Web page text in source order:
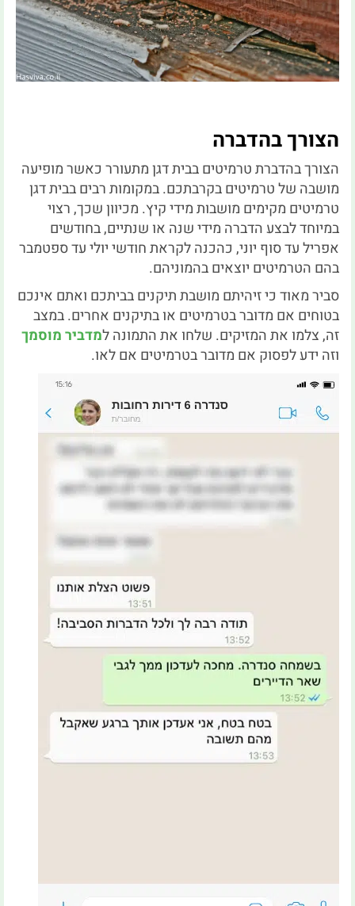
הצורך בהדברה
הצורך בהדברת טרמיטים בבית דגן מתעורר כאשר מופיעה
מושבה של טרמיטים בקרבתכם. במקומות רבים בבית דגן
טרמיטים מקימים מושבות מידי קיץ. מכיוון שכך, רצוי
במיוחד לבצע הדברה מידי שנה או שנתיים, בחודשים
אפריל עד סוף יוני, כהכנה לקראת חודשי יולי עד ספטמבר
בהם הטרמיטים יוצאים בהמוניהם.
סביר מאוד כי זיהיתם מושבת תיקנים בביתכם ואתם אינכם
בטוחים אם מדובר בטרמיטים או בתיקנים אחרים. במצב
זה, צלמו את המזיקים. שלחו את התמונה למדביר מוסמך
וזה ידע לפסוק אם מדובר בטרמיטים אם לאו.